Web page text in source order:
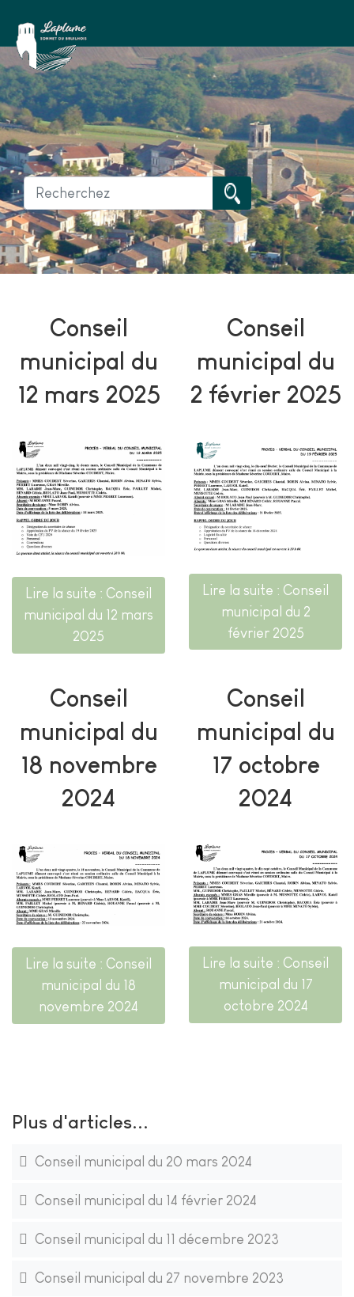
Conseil
municipal du
12 mars 2025
Lire la suite : Conseil
municipal du 12 mars
2025
Conseil
municipal du
2 février 2025
Lire la suite : Conseil
municipal du 2
février 2025
Conseil
municipal du
18 novembre
2024
Lire la suite : Conseil
municipal du 18
novembre 2024
Conseil
municipal du
17 octobre
2024
Lire la suite : Conseil
municipal du 17
octobre 2024
Plus d'articles...
Conseil municipal du 20 mars 2024
Conseil municipal du 14 février 2024
Conseil municipal du 11 décembre 2023
Conseil municipal du 27 novembre 2023